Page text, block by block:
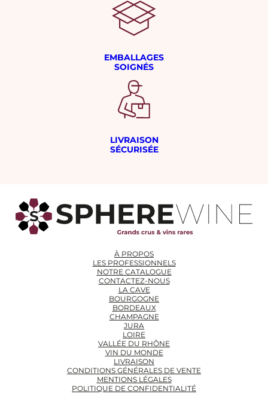
EMBALLAGES
SOIGNÉS
LIVRAISON
SÉCURISÉE
À PROPOS
LES PROFESSIONNELS
NOTRE CATALOGUE
CONTACTEZ-NOUS
LA CAVE
BOURGOGNE
BORDEAUX
CHAMPAGNE
JURA
LOIRE
VALLÉE DU RHÔNE
VIN DU MONDE
LIVRAISON
CONDITIONS GÉNÉRALES DE VENTE
MENTIONS LÉGALES
POLITIQUE DE CONFIDENTIALITÉ